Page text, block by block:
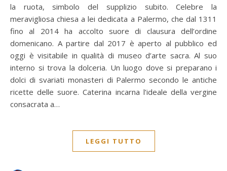
la ruota, simbolo del supplizio subito. Celebre la
meravigliosa chiesa a lei dedicata a Palermo, che dal 1311
fino al 2014 ha accolto suore di clausura dell’ordine
domenicano. A partire dal 2017 è aperto al pubblico ed
oggi è visitabile in qualità di museo d’arte sacra. Al suo
interno si trova la dolceria. Un luogo dove si preparano i
dolci di svariati monasteri di Palermo secondo le antiche
ricette delle suore. Caterina incarna l’ideale della vergine
consacrata a…
LEGGI TUTTO